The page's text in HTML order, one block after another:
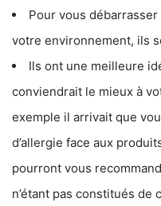
Pour vous
votre environnement, ils
Ils ont une meilleure
conviendrait le mieux à
exemple il arrivait que
d’allergie face aux
pourront vous
n’étant pas constitués de